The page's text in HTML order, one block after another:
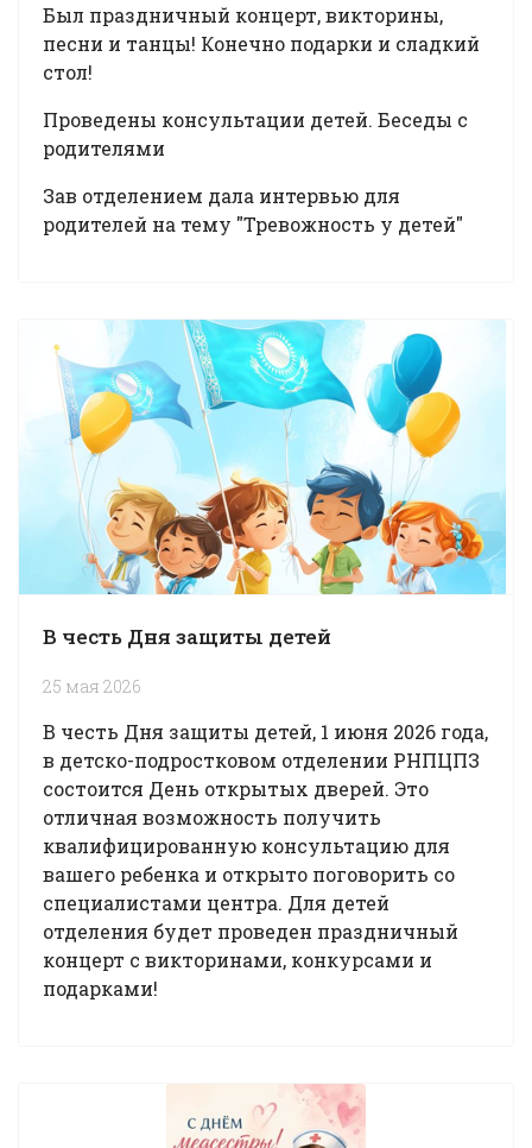
Был праздничный концерт, викторины,
песни и танцы! Конечно подарки и сладкий
стол!
Проведены консультации детей. Беседы с
родителями
Зав отделением дала интервью для
родителей на тему "Тревожность у детей"
В честь Дня защиты детей
25 мая 2026
В честь Дня защиты детей, 1 июня 2026 года,
в детско-подростковом отделении РНПЦПЗ
состоится День открытых дверей. Это
отличная возможность получить
квалифицированную консультацию для
вашего ребенка и открыто поговорить со
специалистами центра. Для детей
отделения будет проведен праздничный
концерт с викторинами, конкурсами и
подарками!